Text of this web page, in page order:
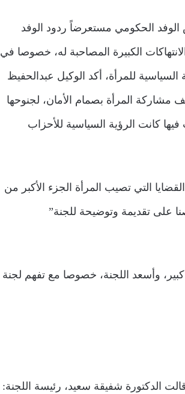
الوفد الحكومي مستعرضاً ردود الوفد
الكبيرة المصاحبة له، خصوصا في
للمرأة، أكد الوكيل عبدالحفيظ
مشاركة المرأة بصمام الأمان، لجنوحها
كانت الرؤية السياسية للأحزاب
التي تصيب المرأة الجزء الأكبر من
على تقديمة وتوضيحة للجنة”
وأسعد اللجنة، خصوصا مع تفهم لجنة
الدكتورة شفيقة سعيد، رئيسة اللجنة: